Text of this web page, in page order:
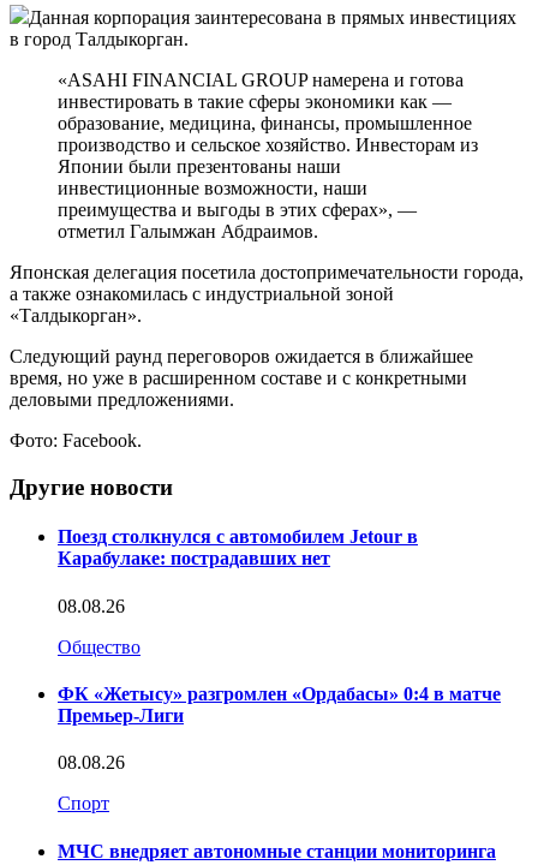
Данная корпорация заинтересована в прямых инвестициях
в город Талдыкорган.
«ASAHI FINANCIAL GROUP намерена и готова
инвестировать в такие сферы экономики как —
образование, медицина, финансы, промышленное
производство и сельское хозяйство. Инвесторам из
Японии были презентованы наши
инвестиционные возможности, наши
преимущества и выгоды в этих сферах», —
отметил Галымжан Абдраимов.
Японская делегация посетила достопримечательности города,
а также ознакомилась с индустриальной зоной
«Талдыкорган».
Следующий раунд переговоров ожидается в ближайшее
время, но уже в расширенном составе и с конкретными
деловыми предложениями.
Фото: Facebook.
Другие новости
Поезд столкнулся с автомобилем Jetour в
Карабулаке: пострадавших нет
08.08.26
Общество
ФК «Жетысу» разгромлен «Ордабасы» 0:4 в матче
Премьер-Лиги
08.08.26
Спорт
МЧС внедряет автономные станции мониторинга